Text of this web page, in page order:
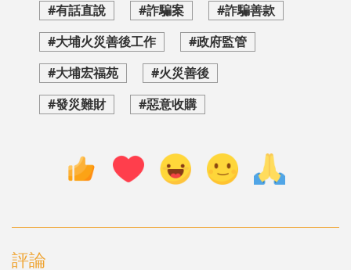
#有話直說 #詐騙案
#詐騙善款
#大埔火災善後工作
#政府監管
#大埔宏福苑
#火災善後
#發災難財
#惡意收購
評論